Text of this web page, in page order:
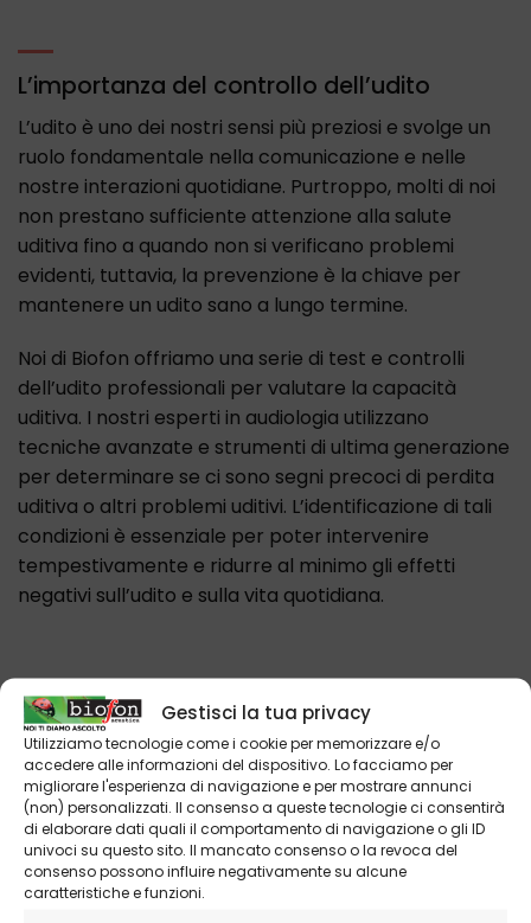
Gestisci la tua privacy
Utilizziamo tecnologie come i cookie per memorizzare e/o
accedere alle informazioni del dispositivo. Lo facciamo per
migliorare l'esperienza di navigazione e per mostrare annunci
(non) personalizzati. Il consenso a queste tecnologie ci consentirà
di elaborare dati quali il comportamento di navigazione o gli ID
univoci su questo sito. Il mancato consenso o la revoca del
consenso possono influire negativamente su alcune
caratteristiche e funzioni.
L’importanza del controllo dell’udito
L’udito è uno dei nostri sensi più preziosi e svolge un
ruolo fondamentale nella comunicazione e nelle
nostre interazioni quotidiane. Purtroppo, molti di noi
non prestano sufficiente attenzione alla salute
uditiva fino a quando non si verificano problemi
evidenti, tuttavia, la prevenzione è la chiave per
mantenere un udito sano a lungo termine.
Noi di Biofon offriamo una serie di test e controlli
dell’udito professionali per valutare la capacità
uditiva. I nostri esperti in audiologia utilizzano
tecniche avanzate e strumenti di ultima generazione
per determinare se ci sono segni precoci di perdita
uditiva o altri problemi uditivi. L’identificazione di tali
condizioni è essenziale per poter intervenire
tempestivamente e ridurre al minimo gli effetti
negativi sull’udito e sulla vita quotidiana.